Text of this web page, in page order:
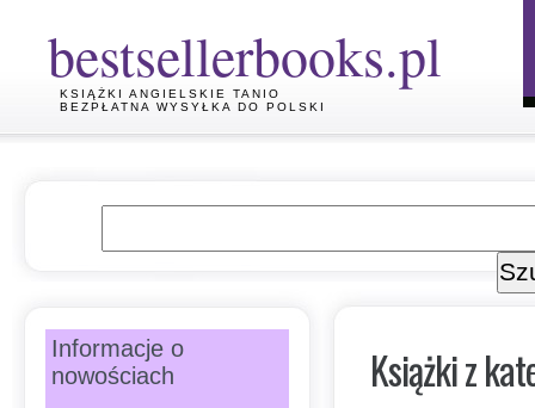
bestsellerbooks.pl
KSIĄŻKI ANGIELSKIE TANIO
BEZPŁATNA WYSYŁKA DO POLSKI
Książki z
Informacje o
nowościach